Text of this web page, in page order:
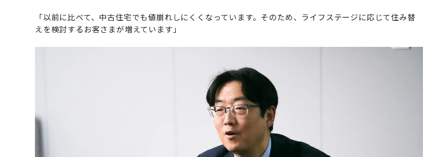
「以前に比べて、中古住宅でも値崩れしにくくなっています。そのため、ライフステージに応じて住み替
えを検討するお客さまが増えています」